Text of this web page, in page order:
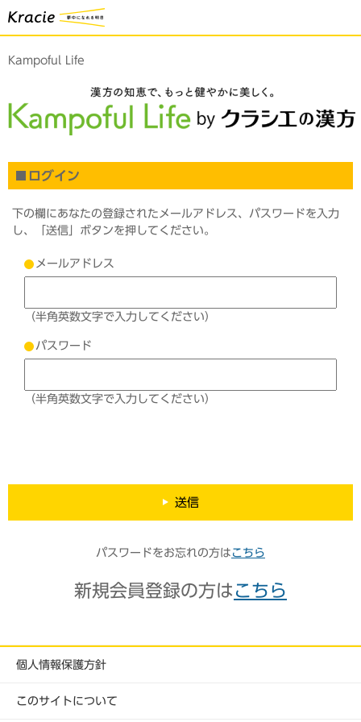
Kampoful Life
ログイン
下の欄にあなたの登録されたメールアドレス、パスワードを入力
し、「送信」ボタンを押してください。
メールアドレス
（半角英数文字で入力してください）
パスワード
（半角英数文字で入力してください）
送信
パスワードをお忘れの方は こちら
新規会員登録の方は こちら
個人情報保護方針
このサイトについて